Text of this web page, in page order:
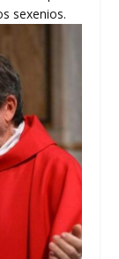
sexenios.